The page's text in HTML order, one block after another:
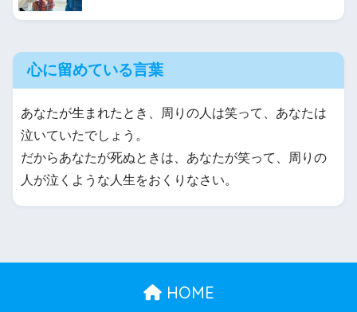
心に留めている言葉
あなたが生まれたとき、周りの人は笑って、あなたは
泣いていたでしょう。
だからあなたが死ぬときは、あなたが笑って、周りの
人が泣くような人生をおくりなさい。
HOME